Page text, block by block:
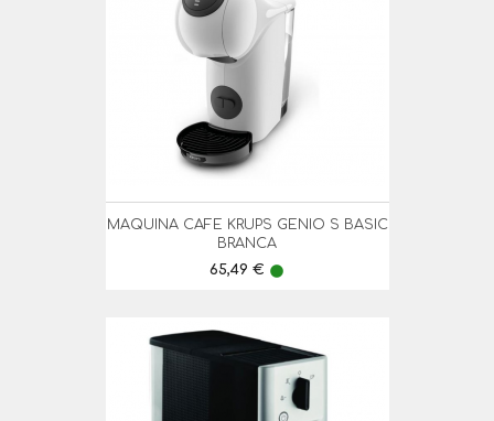
MAQUINA CAFE KRUPS GENIO S BASIC
BRANCA
Preço
65,49 € lens